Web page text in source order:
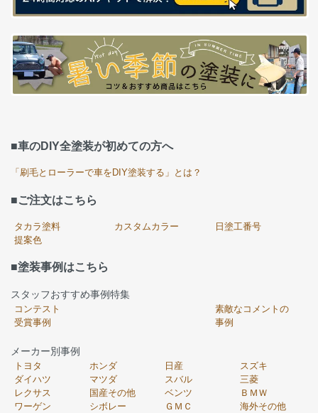
■車のDIY全塗装が初めての方へ
「刷毛とローラーで車をDIY塗装する」とは？
■ご注文はこちら
タカラ塗料
提案色
カスタムカラー 日塗工番号
■塗装事例はこちら
スタッフおすすめ事例特集
コンテスト
受賞事例
素敵なコメントの
事例
メーカー別事例
トヨタ ホンダ 日産
スズキ
ダイハツ
マツダ スバル
三菱
レクサス
国産その他 ベンツ
ＢＭＷ
ワーゲン
シボレー ＧＭＣ 海外その他